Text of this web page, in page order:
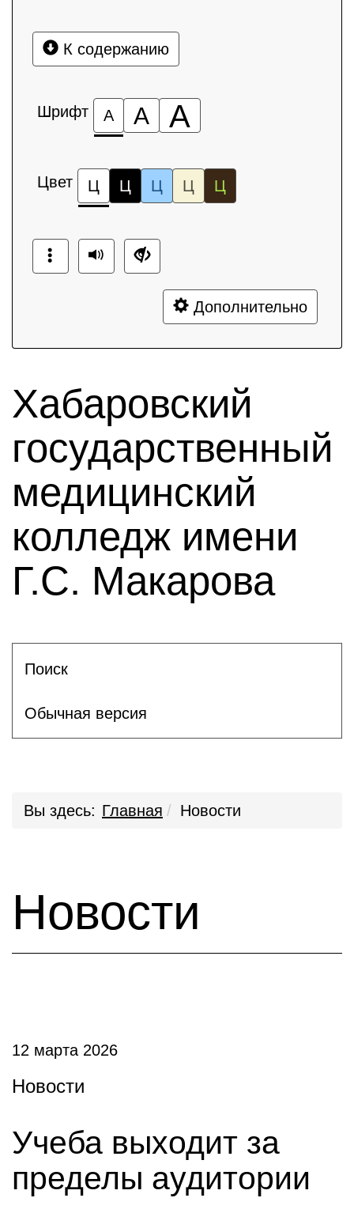
К содержанию
Шрифт А А А
Цвет Ц Ц Ц Ц Ц
Дополнительно
Хабаровский
государственный
медицинский
колледж имени
Г.С. Макарова
Поиск
Обычная версия
Вы здесь: Главная Новости
Новости
12 марта 2026
Новости
Учеба выходит за
пределы аудитории